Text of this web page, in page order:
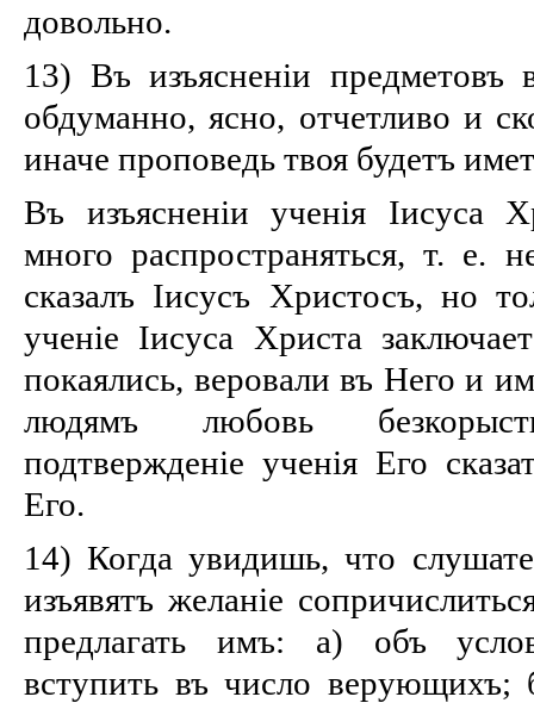
довольно.
13) Въ изъясненіи предметовъ
обдуманно, ясно, отчетливо и
иначе проповедь твоя будетъ
Въ изъясненіи ученія Іисуса
много распространяться, т. е.
сказалъ Іисусъ Христосъ, но
ученіе Іисуса Христа
покаялись, веровали въ Него и
людямъ любовь
подтвержденіе ученія Его
Его.
14) Когда увидишь, что
изъявятъ желаніе
предлагать имъ: а) объ
вступить въ число верующихъ;